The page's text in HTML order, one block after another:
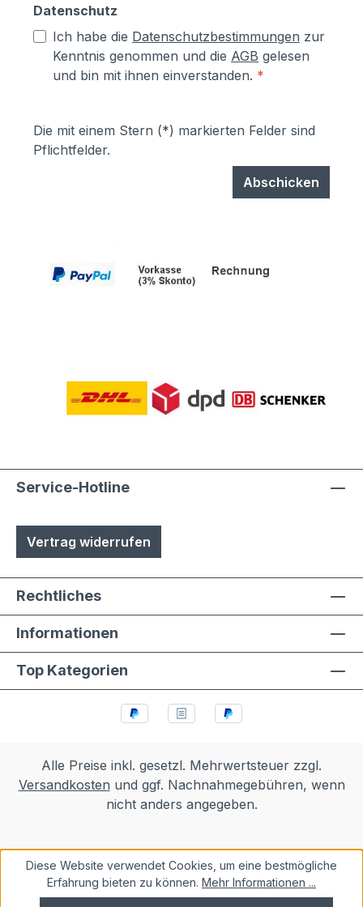
Datenschutz
Ich habe die Datenschutzbestimmungen zur
Kenntnis genommen und die AGB gelesen
und bin mit ihnen einverstanden. *
Die mit einem Stern (*) markierten Felder sind
Pflichtfelder.
Abschicken
Service-Hotline
Vertrag widerrufen
Rechtliches
Informationen
Top Kategorien
Alle Preise inkl. gesetzl. Mehrwertsteuer zzgl.
Versandkosten und ggf. Nachnahmegebühren, wenn
nicht anders angegeben.
Diese Website verwendet Cookies, um eine bestmögliche
Erfahrung bieten zu können. Mehr Informationen ...